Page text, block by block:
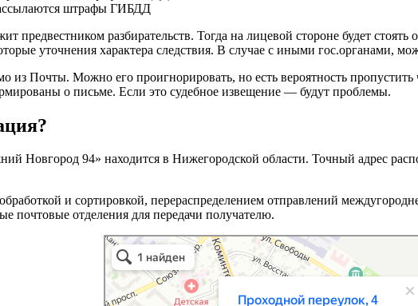
штрафы ГИБДД
предвестником разбирательств. Тогда на лицевой стороне будет
уточнения характера следствия. В случае с иными гос.органами,
из Почты. Можно его проигнорировать, но есть вероятность
о письме. Если это судебное извещение — будут проблемы.
Новгород 94» находится в Нижегородской области. Точный адрес
и сортировкой, перераспределением отправлений
почтовые отделения для передачи получателю.